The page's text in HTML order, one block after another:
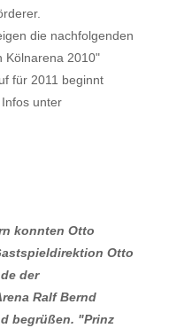
die nachfolgenden
Kölnarena 2010"
für 2011 beginnt
unter
konnten Otto
Otto
der
Ralf Bernd
begrüßen. "Prinz